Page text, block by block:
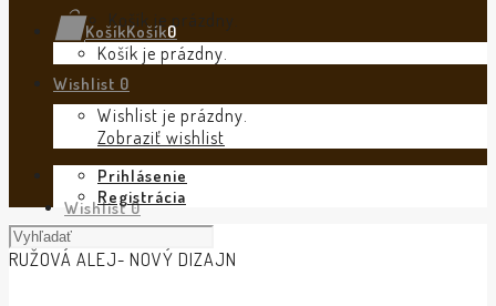
Košík je prázdny.
Wishlist 0
KošíkKošík0
Košík je prázdny.
Wishlist 0
Wishlist je prázdny.
Zobraziť wishlist
Prihlásenie
Registrácia
RUŽOVÁ ALEJ- NOVÝ DIZAJN